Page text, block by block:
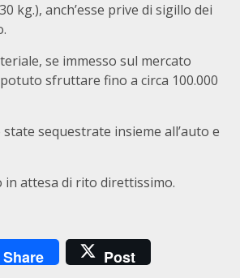
kg.), anch’esse prive di sigillo dei
se immesso sul mercato
sfruttare fino a circa 100.000
state sequestrate insieme all’auto e
in attesa di rito direttissimo.
Share Post